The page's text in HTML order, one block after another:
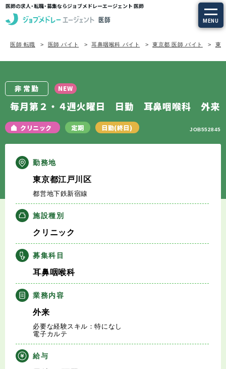
医師の求人・転職・募集ならジョブメドレーエージェント 医師
MENU
求人を探す
定期非常勤の求人
特集から探す
エージェントサービス
エージェントサービスTOP
サービスの流れ
キャリアアドバイザー紹介
医師の求人・転職Q&A
知りたい・聞きたい
転職成功事例
医師の転職マニュアル
医師 転職 医師 バイト 耳鼻咽喉科 バイト 東京都 医師 バイト 東
非常勤 NEW
毎月第２・４週火曜日 日勤 耳鼻咽喉科 外来
クリニック 定期 日勤(終日) JOB552845
勤務地
東京都江戸川区
都営地下鉄新宿線
施設種別
クリニック
募集科目
耳鼻咽喉科
業務内容
外来
必要な経験スキル：特になし
電子カルテ
給与